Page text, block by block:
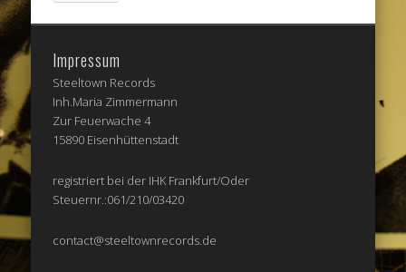
Impressum
Steeltown Records
Inh.Maria Zimmermann
Zur Feuerwache 4
15890 Eisenhüttenstadt
registriert bei der IHK Frankfurt/Oder
Steuernr.:061/210/03420
contact@steeltownrecords.de